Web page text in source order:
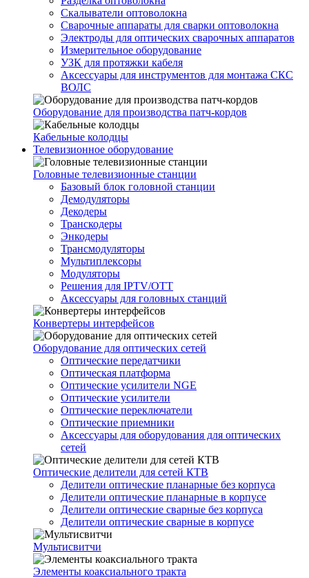
Скалыватели оптоволокна
Сварочные аппараты для сварки оптоволокна
Электроды для оптических сварочных аппаратов
Измерительное оборудование
УЗК для протяжки кабеля
Аксессуары для инструментов для монтажа СКС
ВОЛС
Оборудование для производства патч-кордов
Кабельные колодцы
Телевизионное оборудование
Головные телевизионные станции
Базовый блок головной станции
Демодуляторы
Декодеры
Транскодеры
Энкодеры
Трансмодуляторы
Мультиплексоры
Модуляторы
Решения для IPTV/OTT
Аксессуары для головных станций
Конвертеры интерфейсов
Оборудование для оптических сетей
Оптические передатчики
Оптическая платформа
Оптические усилители NGE
Оптические усилители
Оптические переключатели
Оптические приемники
Аксессуары для оборудования для оптических
сетей
Оптические делители для сетей КТВ
Делители оптические планарные без корпуса
Делители оптические планарные в корпусе
Делители оптические сварные без корпуса
Делители оптические сварные в корпусе
Мультисвитчи
Элементы коаксиального тракта